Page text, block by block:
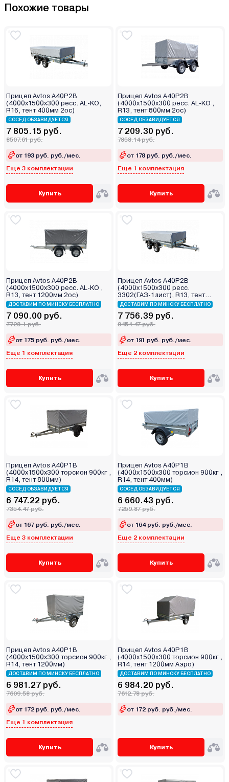
Похожие товары
Прицеп Avtos A40P2B
(4000х1500х300 ресс. AL-KO,
R16, тент 400мм 2ос)
СОСЕД ОБЗАВИДУЕТСЯ
7 805.15 руб.
8507.61 руб.
от 193 руб. руб./мес.
Еще 3 комплектации
Купить
Прицеп Avtos A40P2B
(4000х1500х300 ресс. AL-KO ,
R13, тент 800мм 2ос)
СОСЕД ОБЗАВИДУЕТСЯ
7 209.30 руб.
7858.14 руб.
от 178 руб. руб./мес.
Еще 1 комплектация
Купить
Прицеп Avtos A40P2B
(4000х1500х300 ресс. AL-KO ,
R13, тент 1200мм 2ос)
ДОСТАВИМ ПО МИНСКУ БЕСПЛАТНО
7 090.00 руб.
7728.1 руб.
от 175 руб. руб./мес.
Еще 1 комплектация
Купить
Прицеп Avtos A40P2B
(4000х1500х300 ресс.
3302(ГАЗ-1лист), R13, тент
400мм 2ос)
ДОСТАВИМ ПО МИНСКУ БЕСПЛАТНО
7 756.39 руб.
8454.47 руб.
от 191 руб. руб./мес.
Еще 2 комплектации
Купить
Прицеп Avtos A40P1B
(4000х1500х300 торсион 900кг ,
R14, тент 800мм)
СОСЕД ОБЗАВИДУЕТСЯ
6 747.22 руб.
7354.47 руб.
от 167 руб. руб./мес.
Еще 3 комплектации
Купить
Прицеп Avtos A40P1B
(4000х1500х300 торсион 900кг ,
R14, тент 400мм)
СОСЕД ОБЗАВИДУЕТСЯ
6 660.43 руб.
7259.87 руб.
от 164 руб. руб./мес.
Еще 2 комплектации
Купить
Прицеп Avtos A40P1B
(4000х1500х300 торсион 900кг ,
R14, тент 1200мм)
ДОСТАВИМ ПО МИНСКУ БЕСПЛАТНО
6 981.27 руб.
7609.58 руб.
от 172 руб. руб./мес.
Еще 1 комплектация
Купить
Прицеп Avtos A40P1B
(4000х1500х300 торсион 900кг ,
R14, тент 1200мм Аэро)
ДОСТАВИМ ПО МИНСКУ БЕСПЛАТНО
6 984.20 руб.
7612.78 руб.
от 172 руб. руб./мес.
Купить